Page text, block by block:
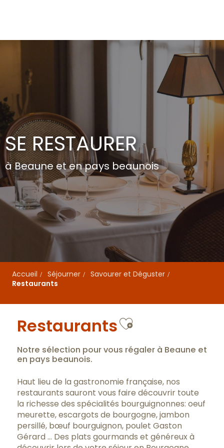
SE RESTAURER
à Beaune et en pays beaunois
Accueil Séjourner
Savourer et Déguster
Restaurants
RestaurantsAjouter
Notre sélection pour vous régaler à Beaune et
en pays beaunois.
Haut lieu de la gastronomie française, nos
restaurants sauront vous faire découvrir toute
la richesse des spécialités bourguignonnes: oeuf
meurette, escargots de bourgogne, jambon
persillé, bœuf bourguignon, poulet Gaston
Gérard … Des plats gourmands et généreux à